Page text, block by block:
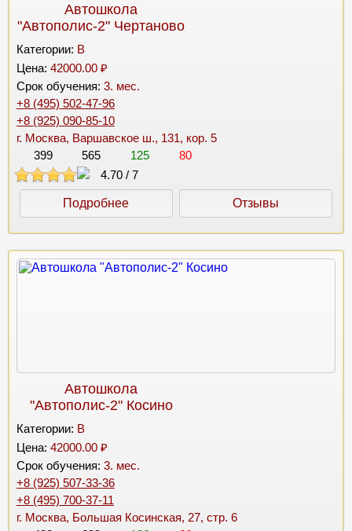
Автошкола
"Автополис-2" Чертаново
Категории: B
Цена: 42000.00 ₽
Срок обучения: 3. мес.
+8 (495) 502-47-96
+8 (925) 090-85-10
г. Москва, Варшавское ш., 131, кор. 5
399
565 125
80
4.70 / 7
Подробнее Отзывы
Автошкола
"Автополис-2" Косино
Категории: B
Цена: 42000.00 ₽
Срок обучения: 3. мес.
+8 (925) 507-33-36
+8 (495) 700-37-11
г. Москва, Большая Косинская, 27, стр. 6